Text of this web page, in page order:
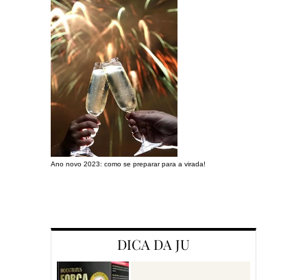
Ano novo 2023: como se preparar para a virada!
DICA DA JU